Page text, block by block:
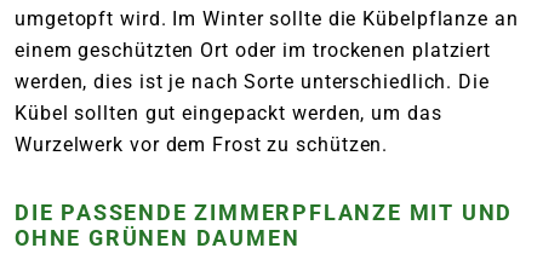
umgetopft wird. Im Winter sollte die Kübelpflanze an
einem geschützten Ort oder im trockenen platziert
werden, dies ist je nach Sorte unterschiedlich. Die
Kübel sollten gut eingepackt werden, um das
Wurzelwerk vor dem Frost zu schützen.
DIE PASSENDE ZIMMERPFLANZE MIT UND
OHNE GRÜNEN DAUMEN